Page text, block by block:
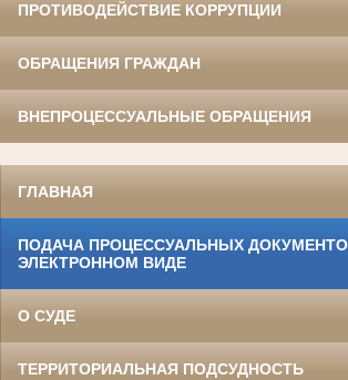
ПРОТИВОДЕЙСТВИЕ КОРРУПЦИИ
ОБРАЩЕНИЯ ГРАЖДАН
ВНЕПРОЦЕССУАЛЬНЫЕ ОБРАЩЕНИЯ
ГЛАВНАЯ
ПОДАЧА ПРОЦЕССУАЛЬНЫХ
ЭЛЕКТРОННОМ ВИДЕ
О СУДЕ
ТЕРРИТОРИАЛЬНАЯ ПОДСУДНОСТЬ